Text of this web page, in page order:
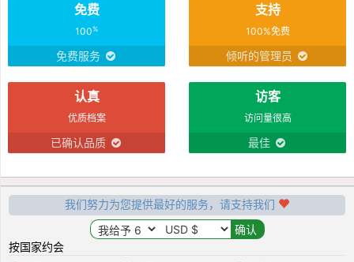
免费
100%
免费服务
支持
100%免费
倾听的管理员
认真
优质档案
已确认品质
访客
访问量很高
最佳
我们努力为您提供最好的服务，请支持我们
按国家约会